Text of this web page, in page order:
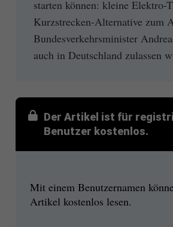
starten können: kleine Elektro-
Kurzstrecken-Alternative zum
Bundesverkehrsminister
auch in Deutschland zulassen
Der Artikel ist für
Benutzer kostenlos.
Mit einem Benutzernamen
Artikel kostenlos lesen.